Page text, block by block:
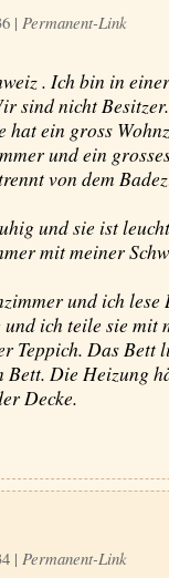
| Permanent-Link
. Ich bin in
sind nicht
hat ein gross
und ein
von dem
und sie ist
mit meiner
und ich lese
ich teile sie mit
Teppich. Das Bett
Bett. Die Heizung
Decke.
| Permanent-Link